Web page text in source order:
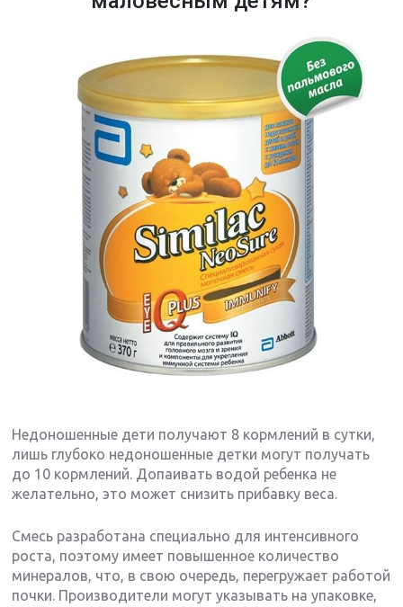
Недоношенные дети получают 8 кормлений в сутки,
лишь глубоко недоношенные детки могут получать
до 10 кормлений. Допаивать водой ребенка не
желательно, это может снизить прибавку веса.
Смесь разработана специально для интенсивного
роста, поэтому имеет повышенное количество
минералов, что, в свою очередь, перегружает работой
почки. Производители могут указывать на упаковке,